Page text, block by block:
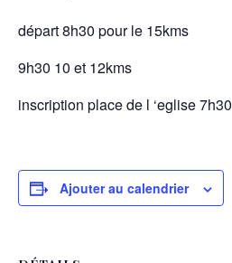
départ 8h30 pour le 15kms
9h30 10 et 12kms
inscription place de l ‘eglise 7h30
Ajouter au calendrier